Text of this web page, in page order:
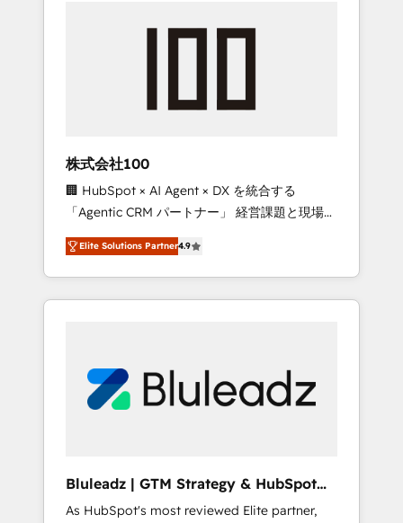
engine. We onboard your team, migrate your
from any legacy CRM. Zero downtime, full
data integrity. ➤ Implementation: Configure
HubSpot to run your revenue process. Sales,
marketing, and service wired together. ➤ AI
and Integrations: Layer Breeze AI, custom
agents, and APIs to remove manual work. ➤
Ongoing Management: Monthly tune-ups,
portal? We are built for the work.
株式会社100
🏢 HubSpot × AI Agent × DX を統合する
「Agentic CRM パートナー」 経営課題と現場業
務をつなぐAIネイティブ・エージェンシーとし
て、HubSpot Eliteの実装力で顧客フロント業務
を再設計します。 💡 100inc は何をする会社
か？ HubSpotを共通基盤に、AIエージェントを
部・グループ会社・部門が分立する組織で、デ
ータと業務プロセスのサイロ化を、CRMを軸と
ら、GTMの見える化・自動化まで。全Hub統合
運用、データ品質設計、グループ横断のCRM統
Elite Solutions Partner4.9
Bluleadz | GTM Strategy & HubSpot
Implementation
As HubSpot's most reviewed Elite partner,